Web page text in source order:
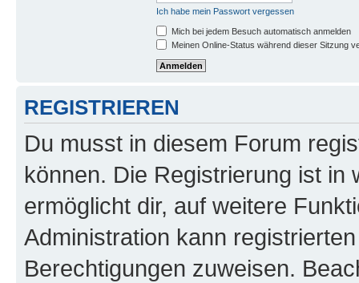
Ich habe mein Passwort vergessen
Mich bei jedem Besuch automatisch anmelden
Meinen Online-Status während dieser Sitzung
REGISTRIEREN
Du musst in diesem Forum
können. Die Registrierung ist in
ermöglicht dir, auf weitere
Administration kann
Berechtigungen zuweisen.